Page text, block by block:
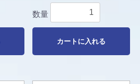
数量
カートに入れる